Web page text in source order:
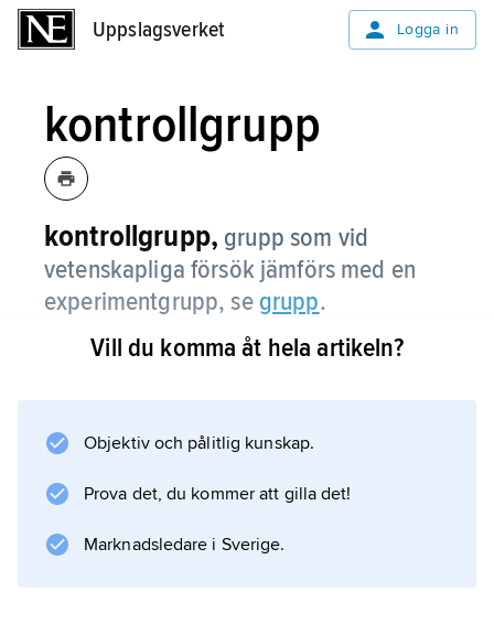
Uppslagsverket Logga in
kontrollgrupp
kontrollgrupp, grupp som vid
vetenskapliga försök jämförs med en
experimentgrupp, se grupp.
Information om artikeln
Vill du komma åt hela artikeln?
Objektiv och pålitlig kunskap.
Prova det, du kommer att gilla det!
Marknadsledare i Sverige.